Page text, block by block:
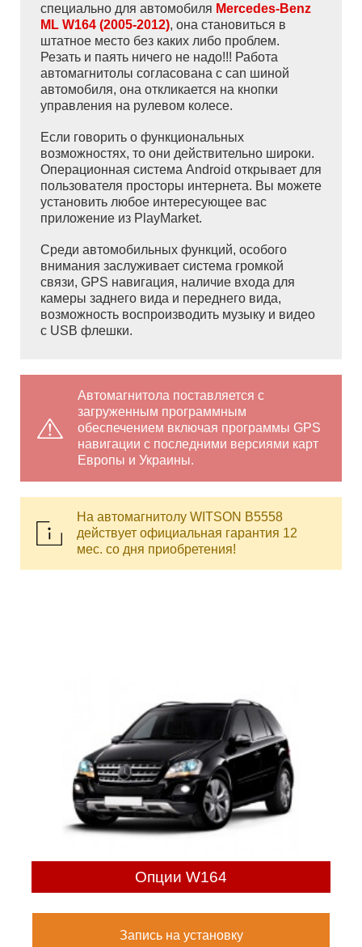
специально для автомобиля Mercedes-Benz
ML W164 (2005-2012), она становиться в
штатное место без каких либо проблем.
Резать и паять ничего не надо!!! Работа
автомагнитолы согласована с can шиной
автомобиля, она откликается на кнопки
управления на рулевом колесе.
Если говорить о функциональных
возможностях, то они действительно широки.
Операционная система Android открывает для
пользователя просторы интернета. Вы можете
установить любое интересующее вас
приложение из PlayMarket.
Среди автомобильных функций, особого
внимания заслуживает система громкой
связи, GPS навигация, наличие входа для
камеры заднего вида и переднего вида,
возможность воспроизводить музыку и видео
с USB флешки.
Автомагнитола поставляется с
загруженным программным
обеспечением включая программы GPS
навигации с последними версиями карт
Европы и Украины.
На автомагнитолу WITSON B5558
действует официальная гарантия 12
мес. со дня приобретения!
Опции W164
Запись на установку